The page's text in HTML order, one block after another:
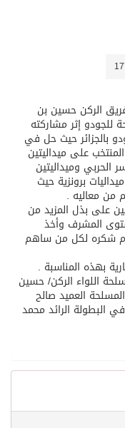
الركن حسين بن
للجودو إثر مشاركته
بالجزائر حيث حل في
على ميداليتين
وميداليتين
برونزية حيث
من معاليه .
على بذل المزيد من
المشرف وأخذ
شكره لكل من ساهم
بهذه المناسبة .
اللواء الركن/ حسين
العميد صالح
البطولة الرائد محمد